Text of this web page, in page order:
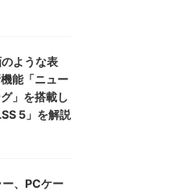
ような表
能「ニュー
」を搭載し
5」を解説
、PCケー